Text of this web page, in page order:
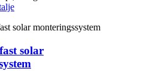
solar